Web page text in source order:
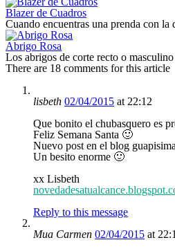
Blazer de Cuadros
Cuando encuentras una prenda con
Abrigo Rosa
Los abrigos de corte recto o
There are 18 comments for this article
lisbeth 02/04/2015 at 22:12
Que bonito el chubasquero es
Feliz Semana Santa 🙂
Nuevo post en el blog guapisima
Un besito enorme 🙂
xx Lisbeth
Reply to this message
Mua Carmen 02/04/2015 at